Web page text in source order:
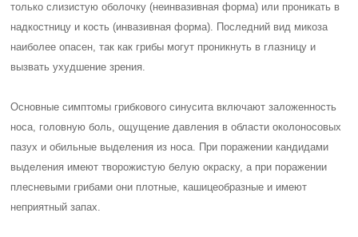
только слизистую оболочку (неинвазивная форма) или проникать в
надкостницу и кость (инвазивная форма). Последний вид микоза
наиболее опасен, так как грибы могут проникнуть в глазницу и
вызвать ухудшение зрения.
Основные симптомы грибкового синусита включают заложенность
носа, головную боль, ощущение давления в области околоносовых
пазух и обильные выделения из носа. При поражении кандидами
выделения имеют творожистую белую окраску, а при поражении
плесневыми грибами они плотные, кашицеобразные и имеют
неприятный запах.